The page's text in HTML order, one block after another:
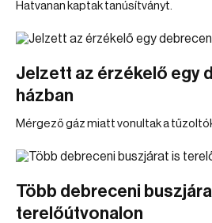
Hatvanan kaptak tanúsítványt.
Jelzett az érzékelő egy
házban
Mérgező gáz miatt vonultak a
Több debreceni
terelőútvonalon